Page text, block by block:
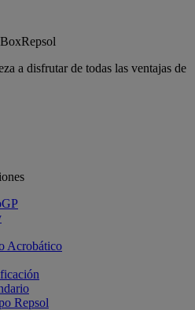
a disfrutar de todas las ventajas de
Acrobático
Repsol